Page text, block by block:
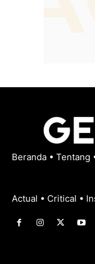
Beranda • Tentang
Actual • Critical •